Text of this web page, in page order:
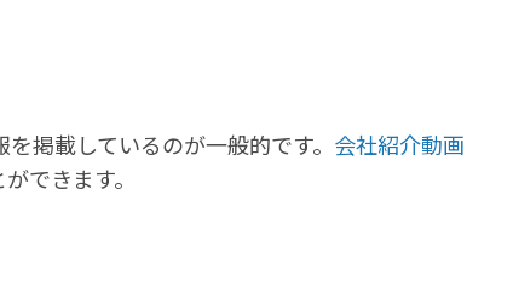
掲載しているのが一般的です。 会社紹介動画
できます。